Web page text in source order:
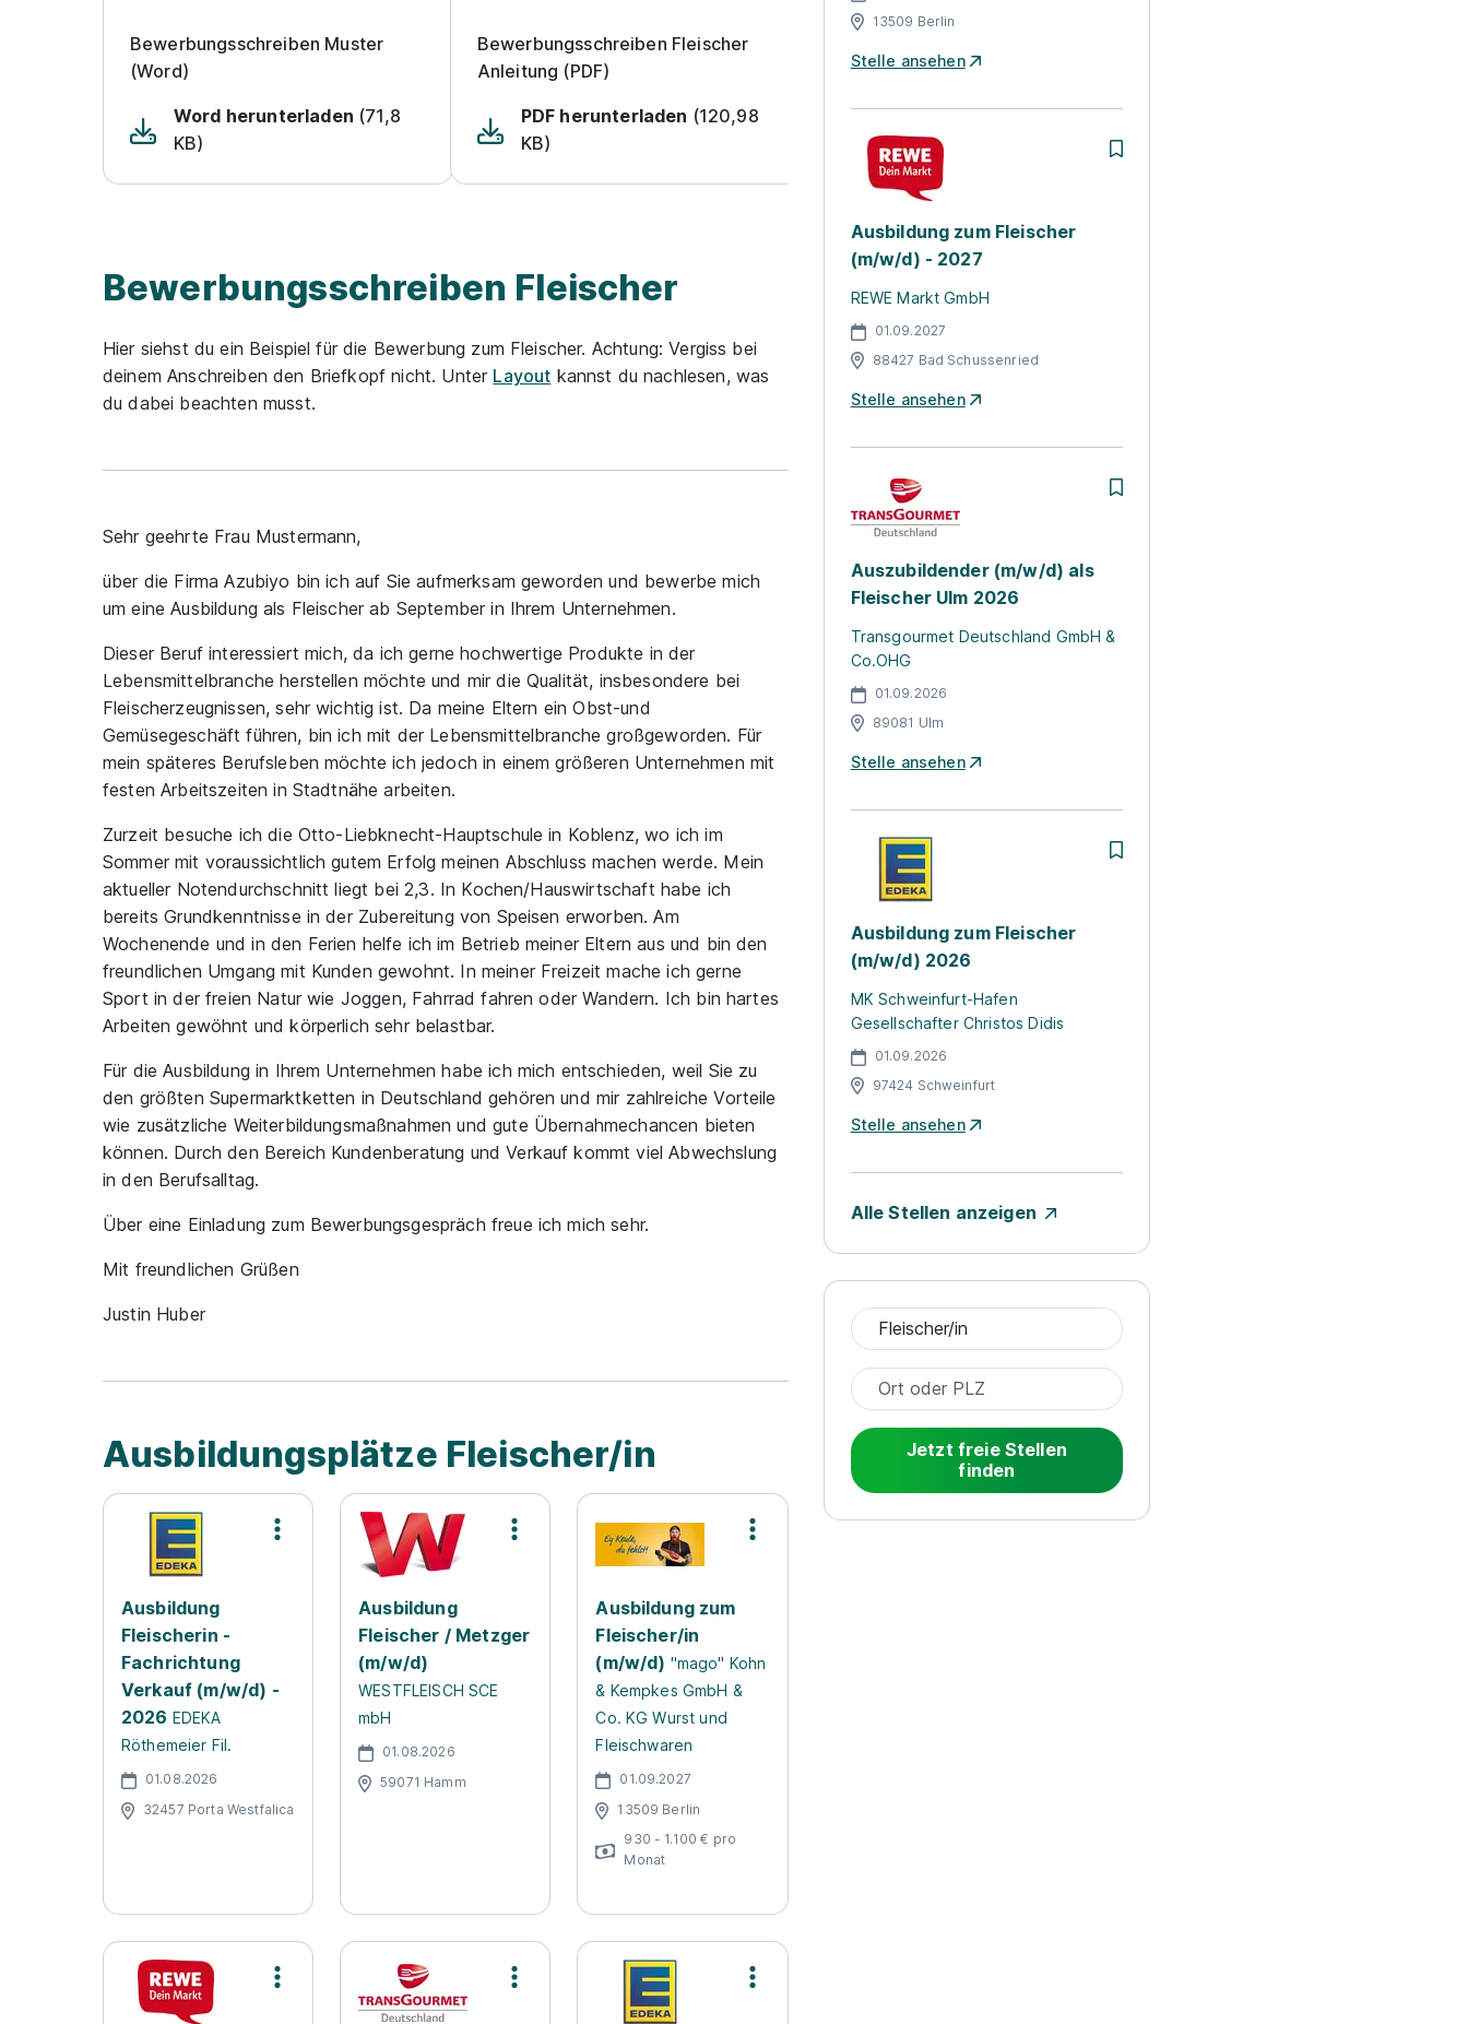
Bewerbungsschreiben Muster
(Word)
Word herunterladen (71,8
KB)
Bewerbungsschreiben Fleischer
Anleitung (PDF)
PDF herunterladen (120,98
KB)
Bewerbungsschreiben Fleischer
Hier siehst du ein Beispiel für die Bewerbung zum Fleischer. Achtung: Vergiss bei
deinem Anschreiben den Briefkopf nicht. Unter Layout kannst du nachlesen, was
du dabei beachten musst.
Sehr geehrte Frau Mustermann,
über die Firma Azubiyo bin ich auf Sie aufmerksam geworden und bewerbe mich
um eine Ausbildung als Fleischer ab September in Ihrem Unternehmen.
Dieser Beruf interessiert mich, da ich gerne hochwertige Produkte in der
Lebensmittelbranche herstellen möchte und mir die Qualität, insbesondere bei
Fleischerzeugnissen, sehr wichtig ist. Da meine Eltern ein Obst-und
Gemüsegeschäft führen, bin ich mit der Lebensmittelbranche großgeworden. Für
mein späteres Berufsleben möchte ich jedoch in einem größeren Unternehmen mit
festen Arbeitszeiten in Stadtnähe arbeiten.
Zurzeit besuche ich die Otto-Liebknecht-Hauptschule in Koblenz, wo ich im
Sommer mit voraussichtlich gutem Erfolg meinen Abschluss machen werde. Mein
aktueller Notendurchschnitt liegt bei 2,3. In Kochen/Hauswirtschaft habe ich
bereits Grundkenntnisse in der Zubereitung von Speisen erworben. Am
Wochenende und in den Ferien helfe ich im Betrieb meiner Eltern aus und bin den
freundlichen Umgang mit Kunden gewohnt. In meiner Freizeit mache ich gerne
Sport in der freien Natur wie Joggen, Fahrrad fahren oder Wandern. Ich bin hartes
Arbeiten gewöhnt und körperlich sehr belastbar.
Für die Ausbildung in Ihrem Unternehmen habe ich mich entschieden, weil Sie zu
den größten Supermarktketten in Deutschland gehören und mir zahlreiche Vorteile
wie zusätzliche Weiterbildungsmaßnahmen und gute Übernahmechancen bieten
können. Durch den Bereich Kundenberatung und Verkauf kommt viel Abwechslung
in den Berufsalltag.
Über eine Einladung zum Bewerbungsgespräch freue ich mich sehr.
Mit freundlichen Grüßen
Justin Huber
Ausbildungsplätze Fleischer/in
Ausbildung
Fleischerin -
Fachrichtung
Verkauf (m/w/d) -
2026 EDEKA
Röthemeier Fil.
01.08.2026
32457 Porta Westfalica
Ausbildung
Fleischer / Metzger
(m/w/d)
WESTFLEISCH SCE
mbH
01.08.2026
59071 Hamm
Ausbildung zum
Fleischer/in
(m/w/d) "mago" Kohn
& Kempkes GmbH &
Co. KG Wurst und
Fleischwaren
01.09.2027
13509 Berlin
930 - 1.100 € pro
Monat
13509 Berlin
Stelle ansehen
Ausbildung zum Fleischer
(m/w/d) - 2027
REWE Markt GmbH
01.09.2027
88427 Bad Schussenried
Stelle ansehen
Auszubildender (m/w/d) als
Fleischer Ulm 2026
Transgourmet Deutschland GmbH &
Co.OHG
01.09.2026
89081 Ulm
Stelle ansehen
Ausbildung zum Fleischer
(m/w/d) 2026
MK Schweinfurt-Hafen
Gesellschafter Christos Didis
01.09.2026
97424 Schweinfurt
Stelle ansehen
Alle Stellen anzeigen
Jetzt freie Stellen
finden